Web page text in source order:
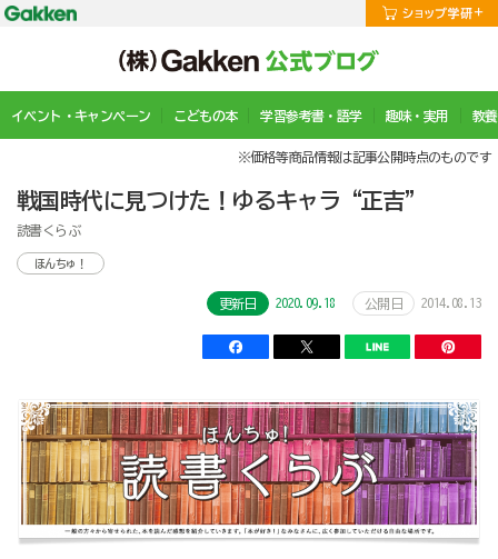
イベント・キャンペーン こどもの本 学習参考書・語学 趣味・実用 教
※価格等商品情報は記事公開時点のものです
戦国時代に見つけた！ゆるキャラ“正吉”
読書くらぶ
ほんちゅ！
更新日 2020.09.18 公開日 2014.08.13